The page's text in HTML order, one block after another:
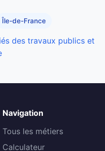
Île-de-France
des travaux publics et
Navigation
Tous les métiers
Calculateur